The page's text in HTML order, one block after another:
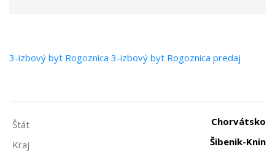
3-izbový byt Rogoznica 3-izbový byt Rogoznica predaj
Štát
Chorvátsko
Kraj
Šibenik-Knin